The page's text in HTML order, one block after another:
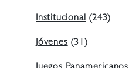
Institucional(243)
Jóvenes(31)